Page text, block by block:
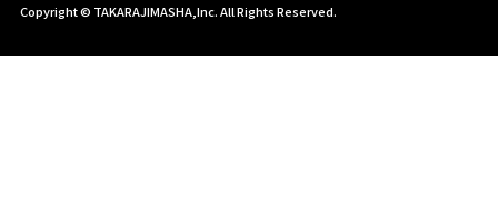
Copyright © TAKARAJIMASHA,Inc. All Rights Reserved.